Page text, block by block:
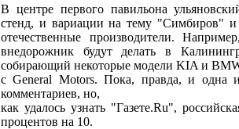
В центре первого павильона
стенд, и вариации на тему "Симбиров"
отечественные производители.
внедорожник будут делать в
собирающий некоторые модели KIA и
с General Motors. Пока, правда, и одна
комментариев, но,
как удалось узнать "Газете.Ru",
процентов на 10.